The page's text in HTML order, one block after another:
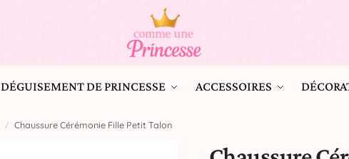
DÉGUISEMENT DE PRINCESSE ACCESSOIRES
/ Chaussure Cérémonie Fille Petit Talon